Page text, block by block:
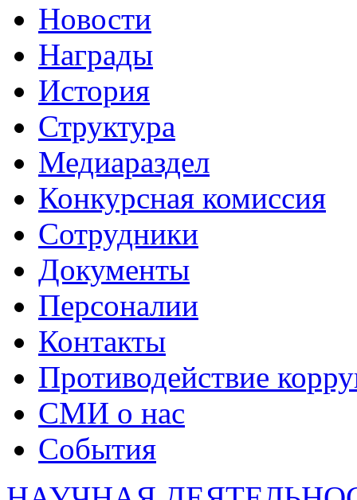
Новости
Награды
История
Структура
Медиараздел
Конкурсная комиссия
Сотрудники
Документы
Персоналии
Контакты
Противодействие
СМИ о нас
События